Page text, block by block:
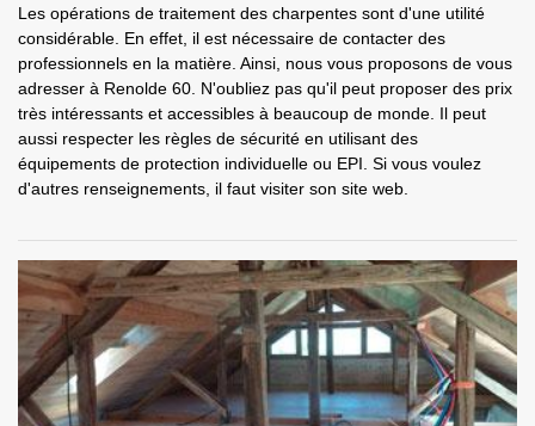
Les opérations de traitement des charpentes sont d'une utilité
considérable. En effet, il est nécessaire de contacter des
professionnels en la matière. Ainsi, nous vous proposons de vous
adresser à Renolde 60. N'oubliez pas qu'il peut proposer des prix
très intéressants et accessibles à beaucoup de monde. Il peut
aussi respecter les règles de sécurité en utilisant des
équipements de protection individuelle ou EPI. Si vous voulez
d'autres renseignements, il faut visiter son site web.